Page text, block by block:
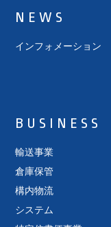
NEWS
インフォメーション
BUSINESS
輸送事業
倉庫保管
構内物流
システム